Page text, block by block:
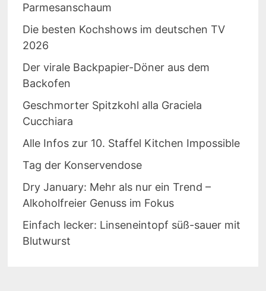
Parmesanschaum
Die besten Kochshows im deutschen TV
2026
Der virale Backpapier-Döner aus dem
Backofen
Geschmorter Spitzkohl alla Graciela
Cucchiara
Alle Infos zur 10. Staffel Kitchen Impossible
Tag der Konservendose
Dry January: Mehr als nur ein Trend –
Alkoholfreier Genuss im Fokus
Einfach lecker: Linseneintopf süß-sauer mit
Blutwurst